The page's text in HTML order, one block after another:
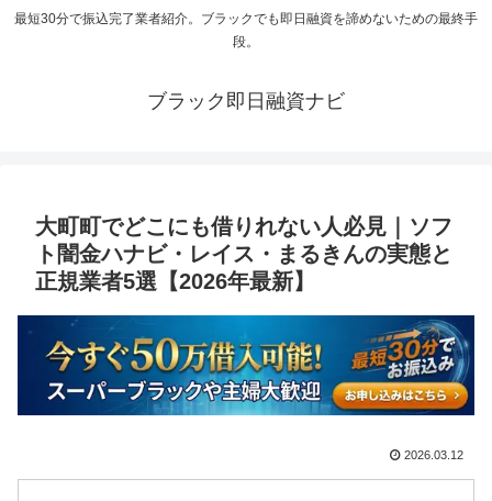
最短30分で振込完了業者紹介。ブラックでも即日融資を諦めないための最終手
段。
ブラック即日融資ナビ
大町町でどこにも借りれない人必見｜ソフ
ト闇金ハナビ・レイス・まるきんの実態と
正規業者5選【2026年最新】
2026.03.12